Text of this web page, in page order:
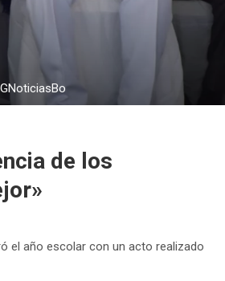
de los
el año escolar con un acto realizado